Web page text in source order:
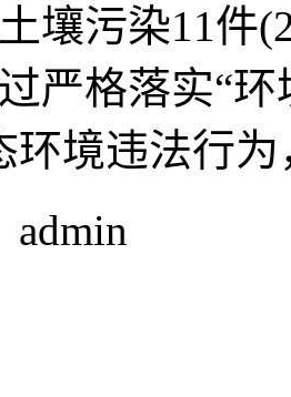
壤污染11件
严格落实“
环境违法行
admin